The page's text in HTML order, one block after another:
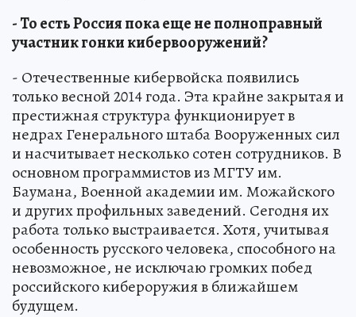
- То есть Россия пока еще не полноправный
участник гонки кибервооружений?
- Отечественные кибервойска появились
только весной 2014 года. Эта крайне закрытая и
престижная структура функционирует в
недрах Генерального штаба Вооруженных сил
и насчитывает несколько сотен сотрудников. В
основном программистов из МГТУ им.
Баумана, Военной академии им. Можайского
и других профильных заведений. Сегодня их
работа только выстраивается. Хотя, учитывая
особенность русского человека, способного на
невозможное, не исключаю громких побед
российского кибероружия в ближайшем
будущем.